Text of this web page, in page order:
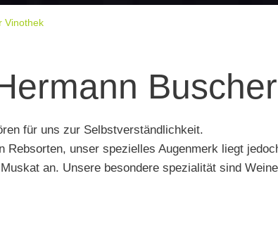
Vinothek
Buscher
für uns zur Selbstverständlichkeit.
Rebsorten, unser spezielles Augenmerk liegt
an. Unsere besondere spezialität sind